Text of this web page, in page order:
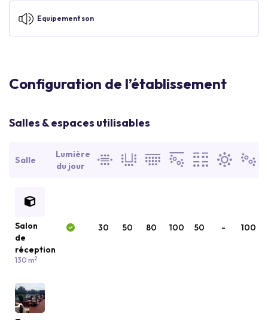
Equipement son
Configuration de l’établissement
Salles & espaces utilisables
Salle
Lumière
du jour
Salon
de
réception
130 m2
30 50 80 100 50 - 100